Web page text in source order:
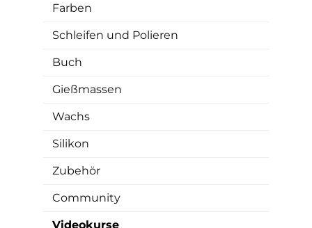
Farben
Schleifen und Polieren
Buch
Gießmassen
Wachs
Silikon
Zubehör
Community
Videokurse